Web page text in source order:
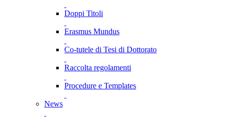
Doppi Titoli
Erasmus Mundus
Co-tutele di Tesi di Dottorato
Raccolta regolamenti
Procedure e Templates
News